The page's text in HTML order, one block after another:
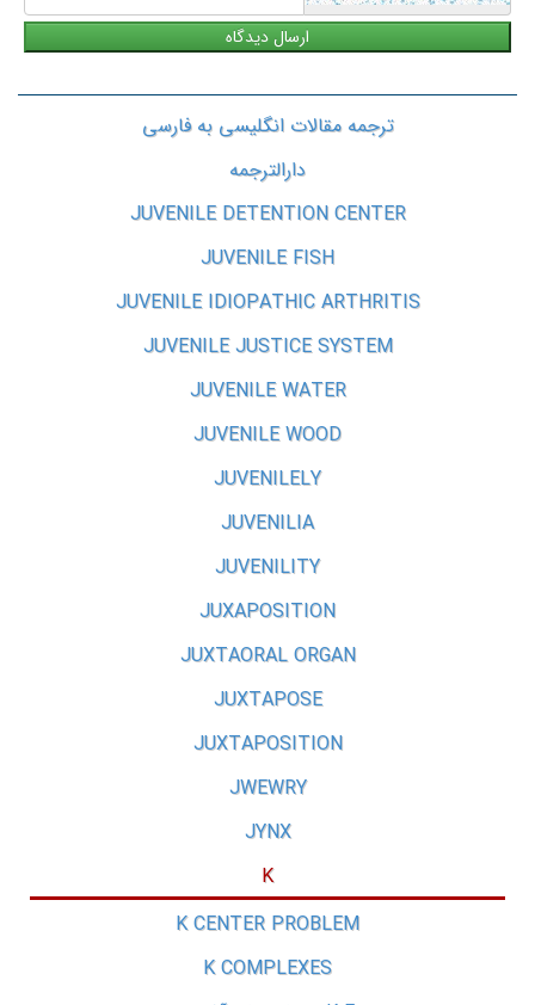
ترجمه مقالات انگلیسی به فارسی
دارالترجمه
JUVENILE DETENTION CENTER
JUVENILE FISH
JUVENILE IDIOPATHIC ARTHRITIS
JUVENILE JUSTICE SYSTEM
JUVENILE WATER
JUVENILE WOOD
JUVENILELY
JUVENILIA
JUVENILITY
JUXAPOSITION
JUXTAORAL ORGAN
JUXTAPOSE
JUXTAPOSITION
JWEWRY
JYNX
K
K CENTER PROBLEM
K COMPLEXES